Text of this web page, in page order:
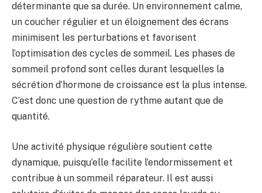
déterminante que sa durée. Un environnement calme,
un coucher régulier et un éloignement des écrans
minimisent les perturbations et favorisent
l’optimisation des cycles de sommeil. Les phases de
sommeil profond sont celles durant lesquelles la
sécrétion d’hormone de croissance est la plus intense.
C’est donc une question de rythme autant que de
quantité.
Une activité physique régulière soutient cette
dynamique, puisqu’elle facilite l’endormissement et
contribue à un sommeil réparateur. Il est aussi